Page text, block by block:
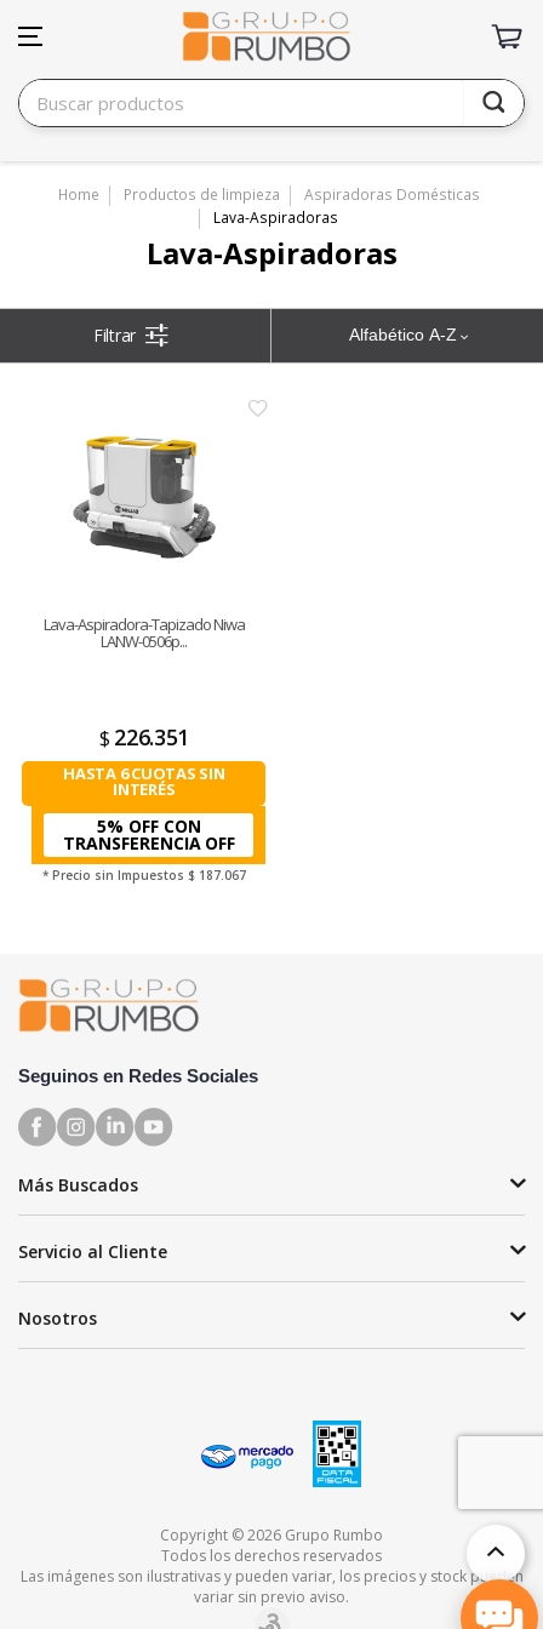
Home Productos de limpieza
Aspiradoras Domésticas
Lava-Aspiradoras
Lava-Aspiradoras
Alfabético A-Z
Lava-Aspiradora-Tapizado Niwa
LANW-0506p...
$ 226.351
HASTA 6 CUOTAS SIN
INTERÉS
5% OFF CON
TRANSFERENCIA
* Precio sin Impuestos $ 187.067
Seguinos en Redes Sociales
Más Buscados
Servicio al Cliente
Nosotros
Copyright © 2026 Grupo Rumbo
Todos los derechos reservados
Las imágenes son ilustrativas y pueden variar, los precios y stock pueden
variar sin previo aviso.
TOP